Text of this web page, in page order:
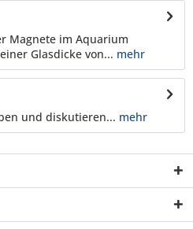
Magnete im Aquarium
Glasdicke von... mehr
und diskutieren... mehr